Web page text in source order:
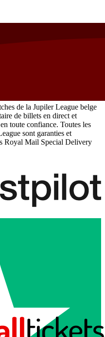
de la Jupiler League belge
de billets en direct et
toute confiance. Toutes les
sont garanties et
Royal Mail Special Delivery